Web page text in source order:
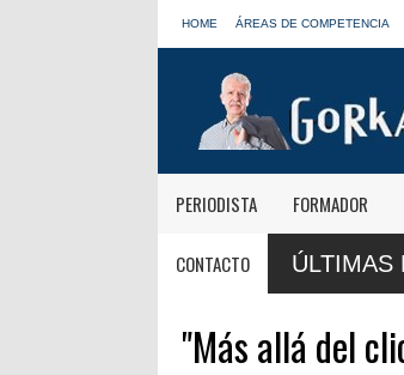
HOME ÁREAS DE COMPETENCIA
PERIODISTA FORMADOR
CONTACTO ÚLTIMAS
informativas de Onda Cero: "El viaje mereció
"Más allá del